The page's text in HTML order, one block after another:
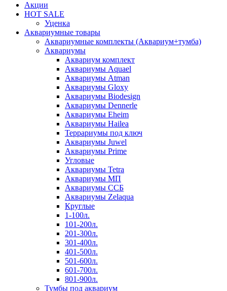
Акции
HOT SALE
Уценка
Аквариумные товары
Аквариумные комплекты (Аквариум+тумба)
Аквариумы
Аквариум комплект
Аквариумы Aquael
Аквариумы Atman
Аквариумы Gloxy
Аквариумы Biodesign
Аквариумы Dennerle
Аквариумы Eheim
Аквариумы Hailea
Террариумы под ключ
Аквариумы Juwel
Аквариумы Prime
Угловые
Аквариумы Tetra
Аквариумы МП
Аквариумы ССБ
Аквариумы Zelaqua
Круглые
1-100л.
101-200л.
201-300л.
301-400л.
401-500л.
501-600л.
601-700л.
801-900л.
Тумбы под аквариум